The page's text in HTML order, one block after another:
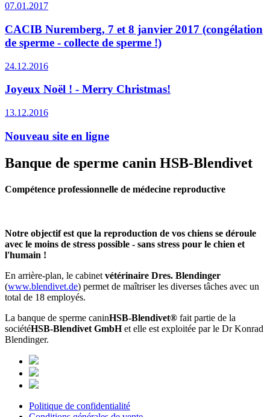
07.01.2017
CACIB Nuremberg, 7 et 8 janvier 2017 (congélation
de sperme - collecte de sperme !)
24.12.2016
Joyeux Noël ! - Merry Christmas!
13.12.2016
Nouveau site en ligne
Banque de sperme canin HSB-Blendivet
Compétence professionnelle de médecine reproductive
Notre objectif est que la reproduction de vos chiens se déroule
avec le moins de stress possible - sans stress pour le chien et
l'humain !
En arrière-plan, le cabinet vétérinaire Dres. Blendinger
(www.blendivet.de) permet de maîtriser les diverses tâches avec un
total de 18 employés.
La banque de sperme caninHSB-Blendivet® fait partie de la
sociétéHSB-Blendivet GmbHet elle est exploitée par le Dr Konrad
Blendinger.
Politique de confidentialité